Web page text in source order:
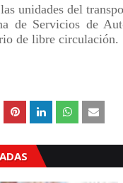
unidades del
de Servicios de
de libre circulación.